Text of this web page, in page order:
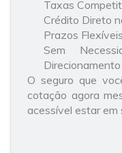
Taxas
Crédito Direto
Prazos
Sem
O seguro que
cotação agora
acessível estar em